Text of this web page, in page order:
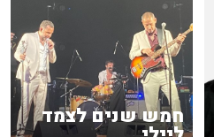
חמש שנים לצמד